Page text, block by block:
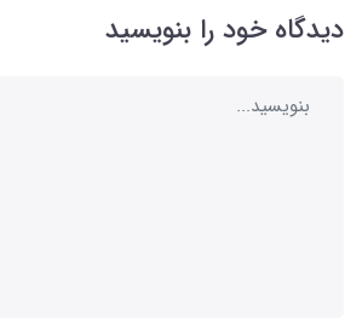
دیدگاه خود را بنویسید